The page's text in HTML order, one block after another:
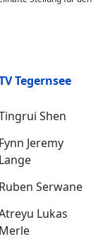
Tegernsee
Shen
Fynn Jeremy
Lange
Ruben Serwane
Lukas
Merle